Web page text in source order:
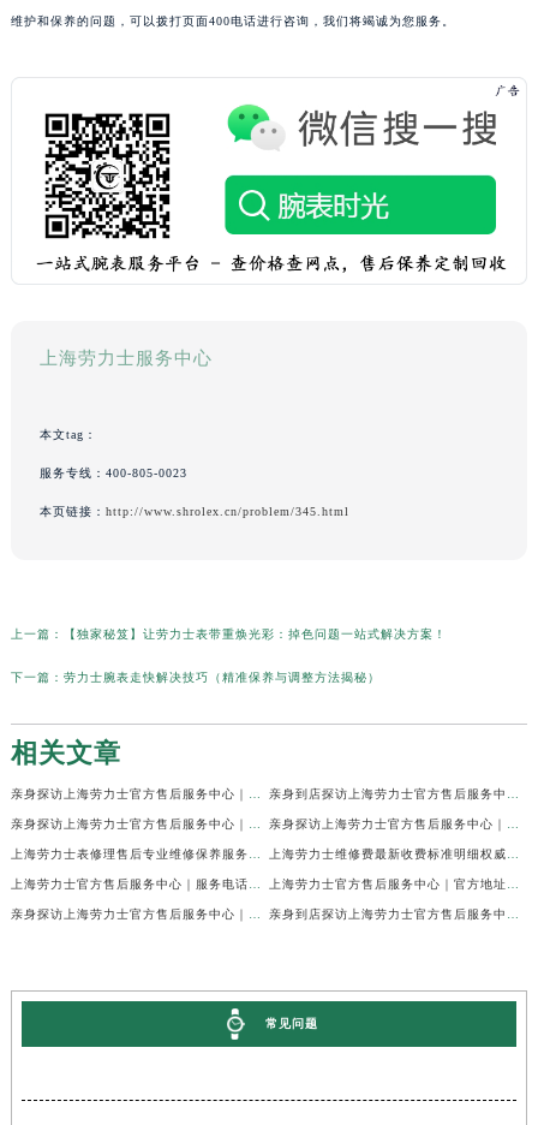
维护和保养的问题，可以拨打页面400电话进行咨询，我们将竭诚为您服务。
上海劳力士服务中心
本文tag：
服务专线： 400-805-0023
本页链接： http://www.shrolex.cn/problem/345.html
上一篇： 【独家秘笈】让劳力士表带重焕光彩：掉色问题一站式解决方案！
下一篇： 劳力士腕表走快解决技巧（精准保养与调整方法揭秘）
相关文章
常见问题